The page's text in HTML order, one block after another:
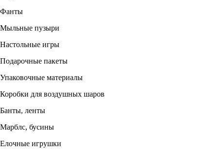
Фанты
Мыльные пузыри
Настольные игры
Подарочные пакеты
Упаковочные материалы
Коробки для воздушных шаров
Банты, ленты
Марблс, бусины
Елочные игрушки